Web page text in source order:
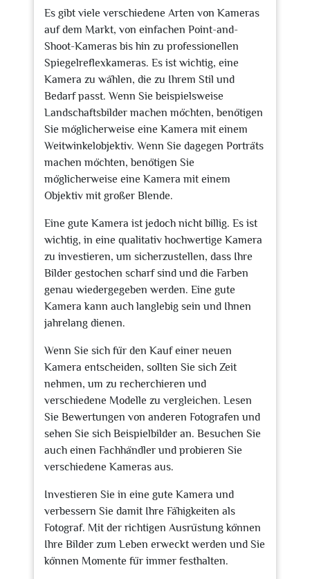
Es gibt viele verschiedene Arten von Kameras
auf dem Markt, von einfachen Point-and-
Shoot-Kameras bis hin zu professionellen
Spiegelreflexkameras. Es ist wichtig, eine
Kamera zu wählen, die zu Ihrem Stil und
Bedarf passt. Wenn Sie beispielsweise
Landschaftsbilder machen möchten, benötigen
Sie möglicherweise eine Kamera mit einem
Weitwinkelobjektiv. Wenn Sie dagegen Porträts
machen möchten, benötigen Sie
möglicherweise eine Kamera mit einem
Objektiv mit großer Blende.
Eine gute Kamera ist jedoch nicht billig. Es ist
wichtig, in eine qualitativ hochwertige Kamera
zu investieren, um sicherzustellen, dass Ihre
Bilder gestochen scharf sind und die Farben
genau wiedergegeben werden. Eine gute
Kamera kann auch langlebig sein und Ihnen
jahrelang dienen.
Wenn Sie sich für den Kauf einer neuen
Kamera entscheiden, sollten Sie sich Zeit
nehmen, um zu recherchieren und
verschiedene Modelle zu vergleichen. Lesen
Sie Bewertungen von anderen Fotografen und
sehen Sie sich Beispielbilder an. Besuchen Sie
auch einen Fachhändler und probieren Sie
verschiedene Kameras aus.
Investieren Sie in eine gute Kamera und
verbessern Sie damit Ihre Fähigkeiten als
Fotograf. Mit der richtigen Ausrüstung können
Ihre Bilder zum Leben erweckt werden und Sie
können Momente für immer festhalten.